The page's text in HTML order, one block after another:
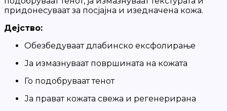
придонесуваат за посјајна и изедначена кожа.
Дејство:
Обезбедуваат длабинско ексфолирање
Ја измазнуваат површината на кожата
Го подобруваат тенот
Ја прават кожата свежа и регенерирана